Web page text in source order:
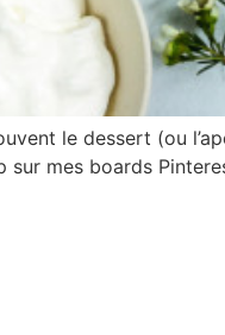
le dessert (ou
sur mes boards